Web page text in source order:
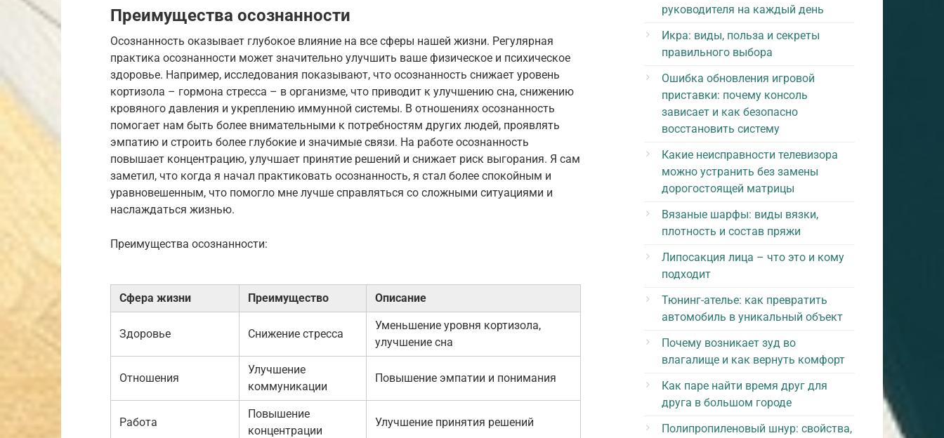
Преимущества осознанности
Осознанность оказывает глубокое влияние на все сферы нашей жизни. Регулярная
практика осознанности может значительно улучшить ваше физическое и психическое
здоровье. Например, исследования показывают, что осознанность снижает уровень
кортизола – гормона стресса – в организме, что приводит к улучшению сна, снижению
кровяного давления и укреплению иммунной системы. В отношениях осознанность
помогает нам быть более внимательными к потребностям других людей, проявлять
эмпатию и строить более глубокие и значимые связи. На работе осознанность
повышает концентрацию, улучшает принятие решений и снижает риск выгорания. Я сам
заметил, что когда я начал практиковать осознанность, я стал более спокойным и
уравновешенным, что помогло мне лучше справляться со сложными ситуациями и
наслаждаться жизнью.
Преимущества осознанности:
Сфера жизни Преимущество Описание
Здоровье Снижение стресса
Уменьшение уровня кортизола,
улучшение сна
Отношения
Улучшение
коммуникации
Повышение эмпатии и понимания
Работа
Повышение
концентрации
Улучшение принятия решений
руководителя на каждый день
Икра: виды, польза и секреты
правильного выбора
Ошибка обновления игровой
приставки: почему консоль
зависает и как безопасно
восстановить систему
Какие неисправности телевизора
можно устранить без замены
дорогостоящей матрицы
Вязаные шарфы: виды вязки,
плотность и состав пряжи
Липосакция лица – что это и кому
подходит
Тюнинг-ателье: как превратить
автомобиль в уникальный объект
Почему возникает зуд во
влагалище и как вернуть комфорт
Как паре найти время друг для
друга в большом городе
Полипропиленовый шнур: свойства,